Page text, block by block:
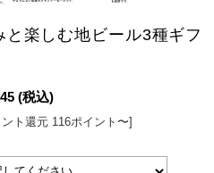
と楽しむ地ビール3種ギフ
(税込)
ト還元 116ポイント〜]